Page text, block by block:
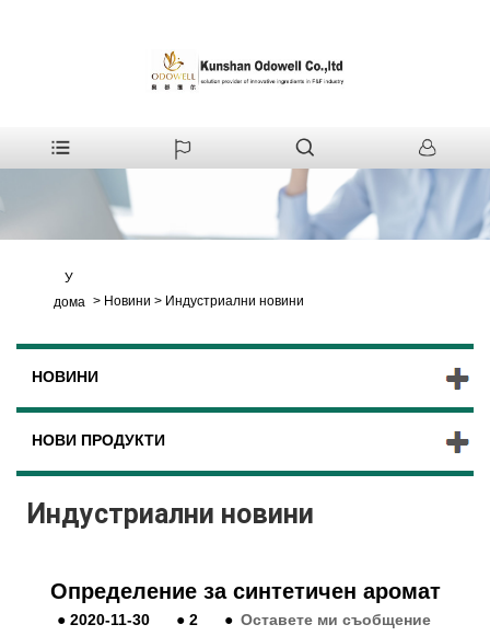
У
дома > Новини > Индустриални новини
НОВИНИ
НОВИ ПРОДУКТИ
Индустриални новини
Определение за синтетичен аромат
● 2020-11-30 ● 2 ● Оставете ми съобщение